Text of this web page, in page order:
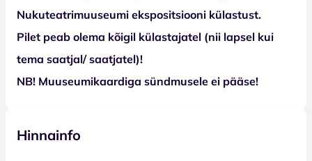
Nukuteatrimuuseumi ekspositsiooni külastust.
Pilet peab olema kõigil külastajatel (nii lapsel kui
tema saatjal/ saatjatel)!
NB! Muuseumikaardiga sündmusele ei pääse!
Hinnainfo